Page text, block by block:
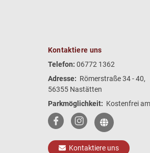
Kontaktiere uns
Telefon: 06772 1362
Adresse: Römerstraße 34 - 40,
56355 Nastätten
Parkmöglichkeit: Kostenfrei
Kontaktiere uns